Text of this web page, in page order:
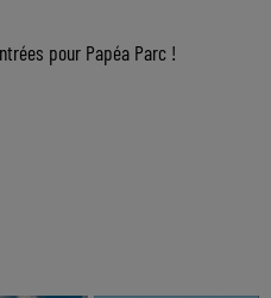
pour Papéa Parc !